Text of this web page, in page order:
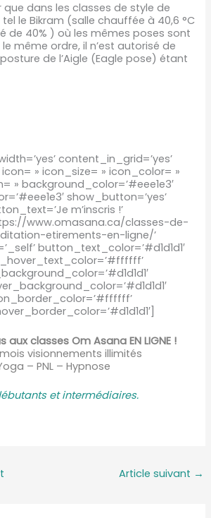
que dans les classes de style de
le Bikram (salle chauffée à 40,6 °C
de 40% ) où les mêmes poses sont
même ordre, il n’est autorisé de
de l’Aigle (Eagle pose) étant
content_in_grid=’yes’
icon= » icon_size= » icon_color= »
» background_color=’#eee1e3′
show_button=’yes’
m’inscris !’
www.omasana.ca/classes-de-
etirements-en-ligne/’
button_text_color=’#d1d1d1′
aux classes Om Asana EN LIGNE !
visionnements illimités
– PNL – Hypnose
et intermédiaires.
Article suivant →